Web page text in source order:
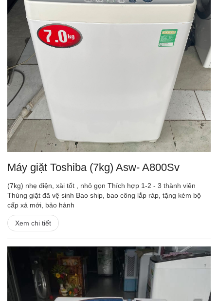
Máy giặt Toshiba (7kg) Asw- A800Sv
(7kg) nhẹ điện, xài tốt , nhỏ gọn Thích hợp 1-2 - 3 thành viên
Thùng giặt đã vệ sinh Bao ship, bao công lắp ráp, tặng kèm bộ
cấp xả mới, bảo hành
Xem chi tiết